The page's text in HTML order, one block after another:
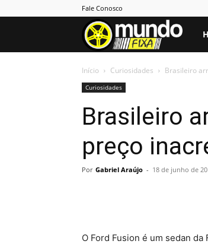
Fale Conosco
Fixa
Início Curiosidades Brasileiro
Curiosidades
Brasileiro
preço
Por Gabriel Araújo - 18 de junho de
O Ford Fusion é um sedan